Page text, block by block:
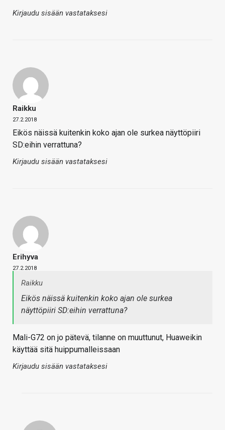
Kirjaudu sisään vastataksesi
Raikku
27.2.2018
Eikös näissä kuitenkin koko ajan ole surkea näyttöpiiri
SD:eihin verrattuna?
Kirjaudu sisään vastataksesi
Erihyva
27.2.2018
Raikku
Eikös näissä kuitenkin koko ajan ole surkea
näyttöpiiri SD:eihin verrattuna?
Mali-G72 on jo pätevä, tilanne on muuttunut, Huaweikin
käyttää sitä huippumalleissaan
Kirjaudu sisään vastataksesi